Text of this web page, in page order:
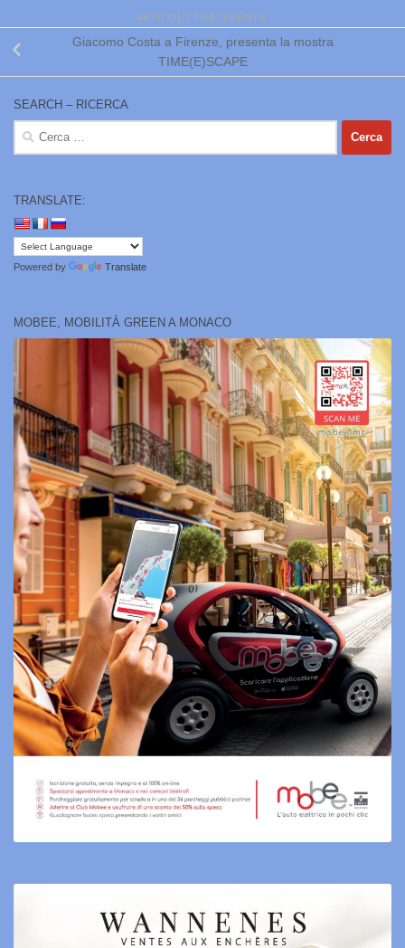
ARTICOLO PRECEDENTE
Giacomo Costa a Firenze, presenta la mostra
TIME(E)SCAPE
SEARCH – RICERCA
Ricerca
TRANSLATE:
Powered by Translate
MOBEE, MOBILITÀ GREEN A MONACO